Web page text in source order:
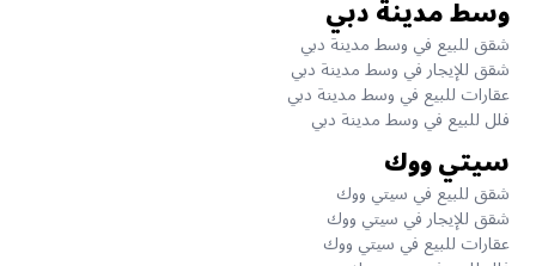
وسط مدينة دبي
شقق للبيع في وسط مدينة دبي
شقق للإيجار في وسط مدينة دبي
عقارات للبيع في وسط مدينة دبي
فلل للبيع في وسط مدينة دبي
سيتي ووك
شقق للبيع في سيتي ووك
شقق للإيجار في سيتي ووك
عقارات للبيع في سيتي ووك